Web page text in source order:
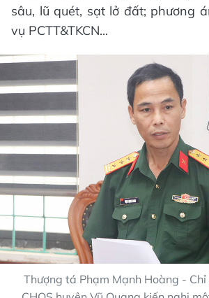
sâu, lũ quét, sạt lở đất; phương
vụ PCTT&TKCN...
Thượng tá Phạm Mạnh Hoàng -